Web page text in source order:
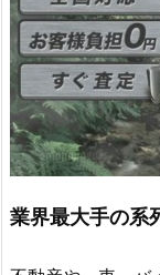
業界最大手の系